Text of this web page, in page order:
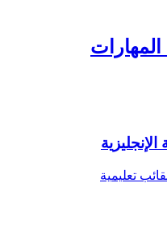
المهارات
تعليمية